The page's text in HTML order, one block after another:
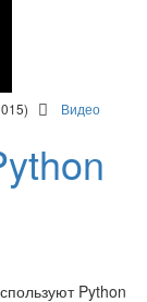
Видео
Python